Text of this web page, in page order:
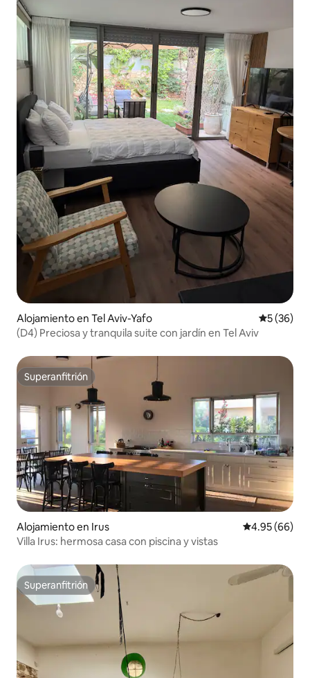
Alojamiento en Tel Aviv-Yafo
5 (36)
(D4) Preciosa y tranquila suite con jardín en Tel Aviv
Superanfitrión
Superanfitrión
Alojamiento en Irus Calificación
4.95 (66)
Villa Irus: hermosa casa con piscina y vistas
Superanfitrión
Superanfitrión